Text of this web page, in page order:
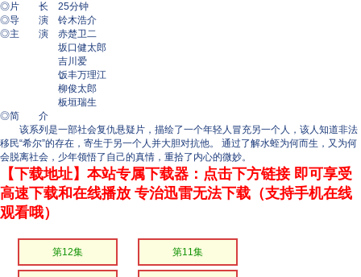
◎片 长 25分钟
◎导 演 铃木浩介
◎主 演 赤楚卫二
坂口健太郎
吉川爱
饭丰万理江
柳俊太郎
板垣瑞生
◎简 介
该系列是一部社会复仇悬疑片，描绘了一个年轻人冒充另一个人，该人知道非法
移民“希尔”的存在，寄生于另一个人并大胆对抗他。 通过了解水蛭为何而生，又为何
会脱离社会，少年领悟了自己的真情，重拾了内心的微妙。
【下载地址】本站专属下载器：点击下方链接 即可享受
高速下载和在线播放 专治迅雷无法下载（支持手机在线
观看哦）
第12集 第11集